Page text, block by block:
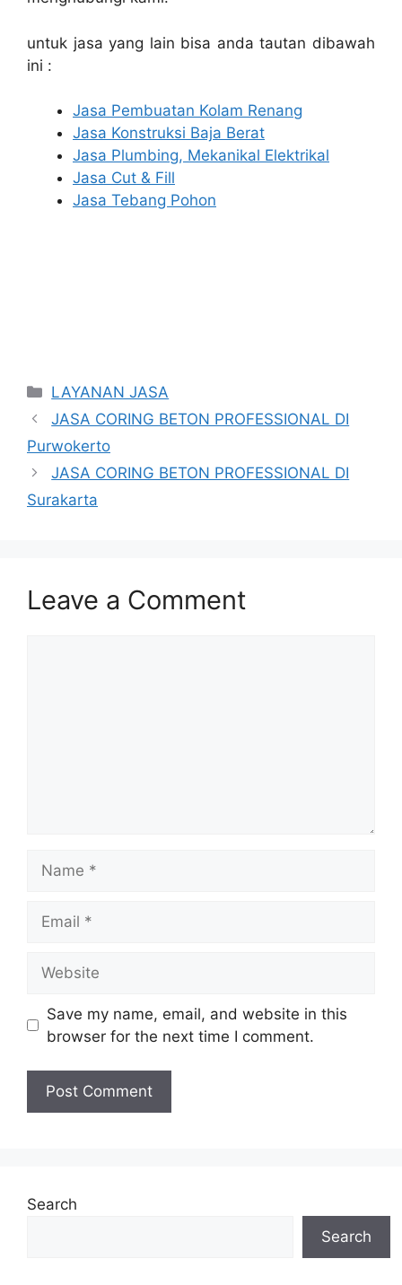
untuk jasa yang lain bisa anda tautan dibawah
ini :
Jasa Pembuatan Kolam Renang
Jasa Konstruksi Baja Berat
Jasa Plumbing, Mekanikal Elektrikal
Jasa Cut & Fill
Jasa Tebang Pohon
Categories
LAYANAN JASA
JASA CORING BETON PROFESSIONAL DI
Purwokerto
JASA CORING BETON PROFESSIONAL DI
Surakarta
Leave a Comment
Save my name, email, and website in this
browser for the next time I comment.
Search
Search